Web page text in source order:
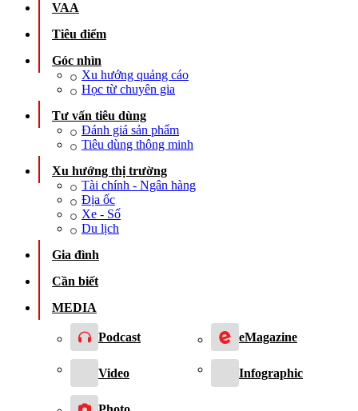
VAA
Tiêu điểm
Góc nhìn
Xu hướng quảng cáo
Học từ chuyên gia
Tư vấn tiêu dùng
Đánh giá sản phẩm
Tiêu dùng thông minh
Xu hướng thị trường
Tài chính - Ngân hàng
Địa ốc
Xe - Số
Du lịch
Gia đình
Cần biết
MEDIA
Podcast eMagazine
Video Infographic